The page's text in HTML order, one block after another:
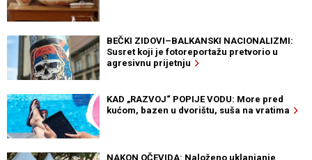
BEČKI ZIDOVI–BALKANSKI NACIONALIZMI:
Susret koji je fotoreportažu pretvorio u
agresivnu prijetnju
KAD „RAZVOJ“ POPIJE VODU: More pred
kućom, bazen u dvorištu, suša na vratima
NAKON OČEVIDA: Naloženo uklanjanje